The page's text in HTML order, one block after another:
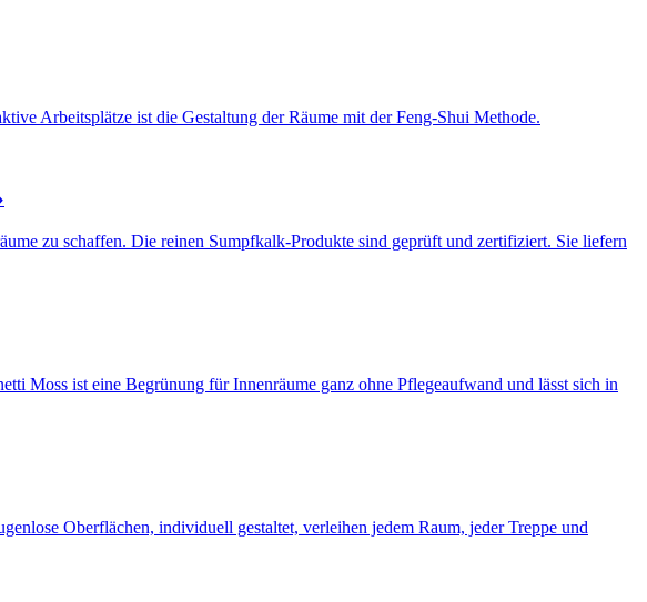
Arbeitsplätze ist die Gestaltung der Räume mit der Feng-Shui Methode.
zu schaffen. Die reinen Sumpfkalk-Produkte sind geprüft und zertifiziert. Sie liefern
Moss ist eine Begrünung für Innenräume ganz ohne Pflegeaufwand und lässt sich in
Oberflächen, individuell gestaltet, verleihen jedem Raum, jeder Treppe und